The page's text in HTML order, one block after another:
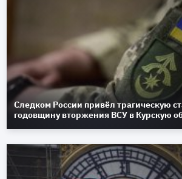
Следком России привёл трагическую
годовщину вторжения ВСУ в Курскую